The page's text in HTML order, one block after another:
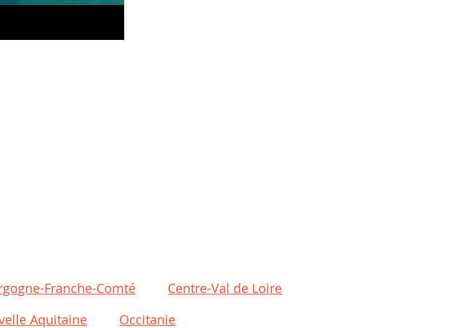
Franche-Comté
Centre-Val de Loire
Aquitaine Occitanie